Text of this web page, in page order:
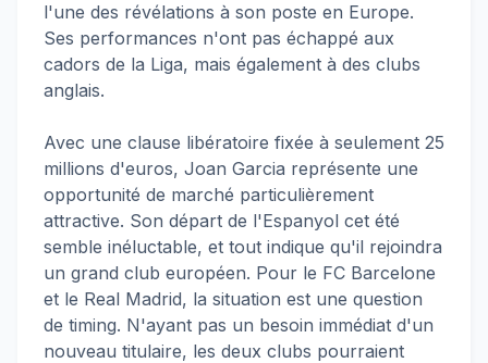
l'une des révélations à son poste en Europe.
Ses performances n'ont pas échappé aux
cadors de la Liga, mais également à des clubs
anglais.
Avec une clause libératoire fixée à seulement 25
millions d'euros, Joan Garcia représente une
opportunité de marché particulièrement
attractive. Son départ de l'Espanyol cet été
semble inéluctable, et tout indique qu'il rejoindra
un grand club européen. Pour le FC Barcelone
et le Real Madrid, la situation est une question
de timing. N'ayant pas un besoin immédiat d'un
nouveau titulaire, les deux clubs pourraient